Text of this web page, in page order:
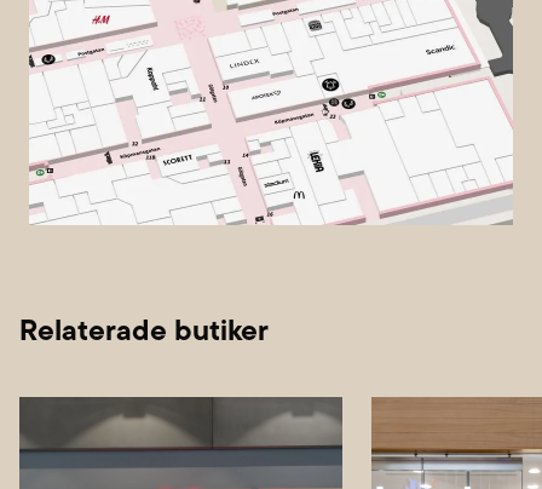
Relaterade butiker